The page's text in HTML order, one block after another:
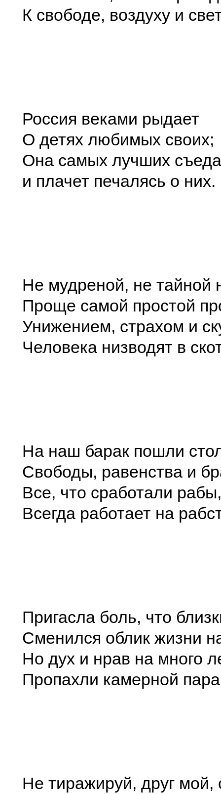
К свободе, воздуху и
Россия веками рыдает
О детях любимых своих;
Она самых лучших
и плачет печалясь о них.
Не мудреной, не тайной
Проще самой простой
Унижением, страхом и
Человека низводят в
На наш барак пошли
Свободы, равенства и
Все, что сработали рабы,
Всегда работает на
Пригасла боль, что
Сменился облик жизни
Но дух и нрав на много
Пропахли камерной
Не тиражируй, друг мой,